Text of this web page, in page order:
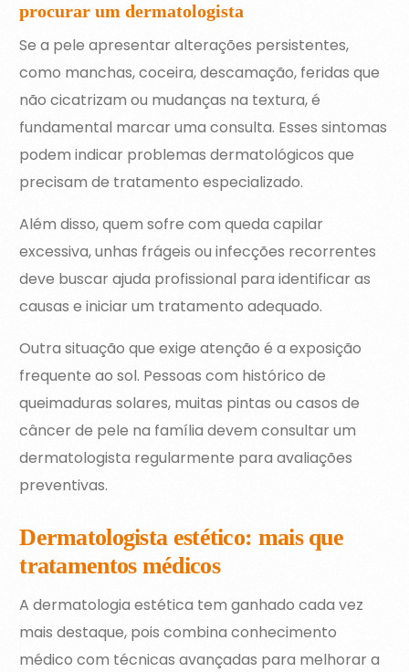
procurar um dermatologista
Se a pele apresentar alterações persistentes,
como manchas, coceira, descamação, feridas que
não cicatrizam ou mudanças na textura, é
fundamental marcar uma consulta. Esses sintomas
podem indicar problemas dermatológicos que
precisam de tratamento especializado.
Além disso, quem sofre com queda capilar
excessiva, unhas frágeis ou infecções recorrentes
deve buscar ajuda profissional para identificar as
causas e iniciar um tratamento adequado.
Outra situação que exige atenção é a exposição
frequente ao sol. Pessoas com histórico de
queimaduras solares, muitas pintas ou casos de
câncer de pele na família devem consultar um
dermatologista regularmente para avaliações
preventivas.
Dermatologista estético: mais que
tratamentos médicos
A dermatologia estética tem ganhado cada vez
mais destaque, pois combina conhecimento
médico com técnicas avançadas para melhorar a